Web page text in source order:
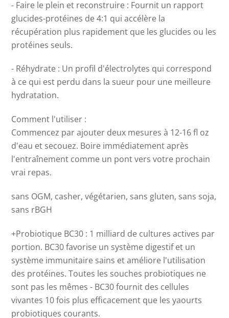
- Faire le plein et reconstruire : Fournit un rapport
glucides-protéines de 4:1 qui accélère la
récupération plus rapidement que les glucides ou les
protéines seuls.
- Réhydrate : Un profil d'électrolytes qui correspond
à ce qui est perdu dans la sueur pour une meilleure
hydratation.
Comment l'utiliser :
Commencez par ajouter deux mesures à 12-16 fl oz
d'eau et secouez. Boire immédiatement après
l'entraînement comme un pont vers votre prochain
vrai repas.
sans OGM, casher, végétarien, sans gluten, sans soja,
sans rBGH
+Probiotique BC30 : 1 milliard de cultures actives par
portion. BC30 favorise un système digestif et un
système immunitaire sains et améliore l'utilisation
des protéines. Toutes les souches probiotiques ne
sont pas les mêmes - BC30 fournit des cellules
vivantes 10 fois plus efficacement que les yaourts
probiotiques courants.